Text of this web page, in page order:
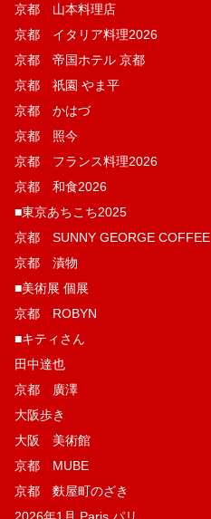
京都 山本料理店
京都 イタリア料理2026
京都 帝国ホテル 京都
京都 祇園 やま平
京都 かはづ
京都 照今
京都 フランス料理2026
京都 和食2026
■東京あちこち2025
京都 SUNNY GEORGE COFFEE
京都 漬物
■美術展 個展
京都 ROBYN
■キティさん
田中達也
京都 廣澤
大阪歩き
大阪 美術館
京都 MUBE
京都 麩屋町のざき
2026年1月 Paris パリ